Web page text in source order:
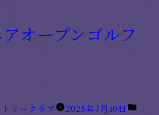
オープンゴルフ
リークラブ
2025年7月10日